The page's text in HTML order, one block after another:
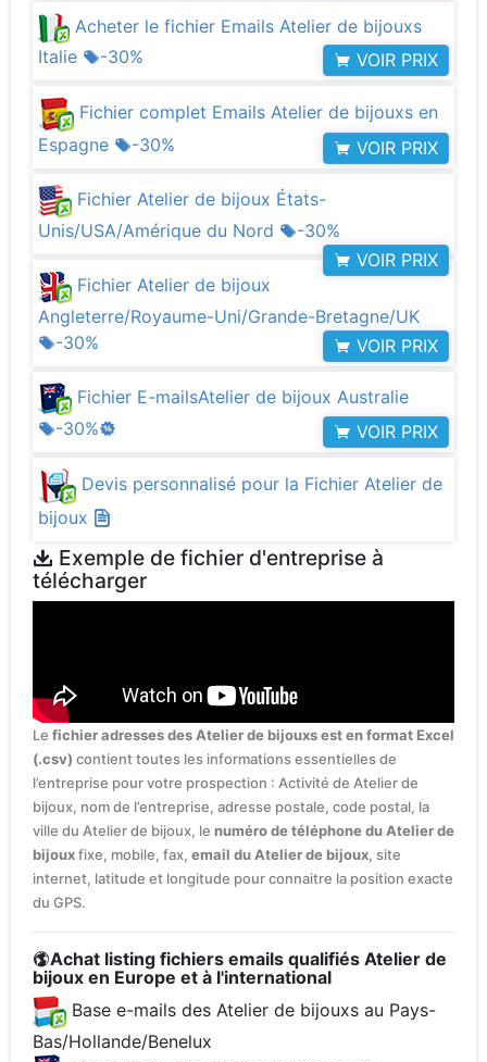
Acheter le fichier Emails Atelier de bijouxs
Italie
-30% VOIR PRIX
Fichier complet Emails Atelier de bijouxs en
Espagne
-30% VOIR PRIX
Fichier Atelier de bijoux États-
Unis/USA/Amérique du Nord
-30%
VOIR PRIX
Fichier Atelier de bijoux
Angleterre/Royaume-Uni/Grande-Bretagne/UK
-30%
VOIR PRIX
Fichier E-mailsAtelier de bijoux Australie
-30%
VOIR PRIX
Devis personnalisé pour la Fichier Atelier de
bijoux
Exemple de fichier d'entreprise à
télécharger
Le fichier adresses des Atelier de bijouxs est en format Excel
(.csv) contient toutes les informations essentielles de
l’entreprise pour votre prospection : Activité de Atelier de
bijoux, nom de l’entreprise, adresse postale, code postal, la
ville du Atelier de bijoux, le numéro de téléphone du Atelier de
bijouxfixe, mobile, fax, email du Atelier de bijoux, site
internet, latitude et longitude pour connaitre la position exacte
du GPS.
Achat listing fichiers emails qualifiés Atelier de
bijoux en Europe et à l'international
Base e-mails des Atelier de bijouxs au Pays-
Bas/Hollande/Benelux